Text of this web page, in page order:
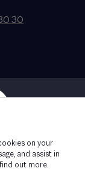
30
on your
and assist in
out more.